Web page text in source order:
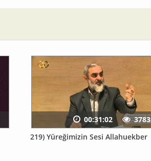
219) Yüreğimizin Sesi Allahuekber
00:31:02 3783